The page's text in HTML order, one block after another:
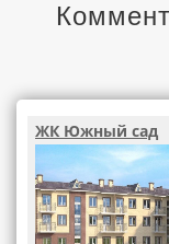
ВСЕ
ЖК Южный сад